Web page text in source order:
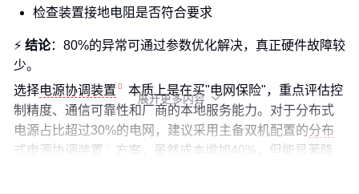
检查装置接地电阻是否符合要求
⚡ 结论：80%的异常可通过参数优化解决，真正硬件故障较
少。
选择电源协调装置
本质上是在买"电网保险"，重点评估控
制精度、通信可靠性和厂商的本地服务能力。对于分布式
电源占比超过30%的电网，建议采用主备双机配置的分布
式电源协调装置
方案，虽然成本增加40%，但能显著降
展开更多内容 